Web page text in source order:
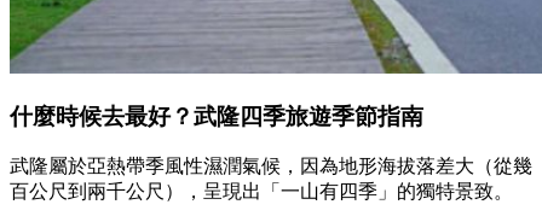
什麼時候去最好？武隆四季旅遊季節指南
武隆屬於亞熱帶季風性濕潤氣候，因為地形海拔落差大（從幾
百公尺到兩千公尺），呈現出「一山有四季」的獨特景致。